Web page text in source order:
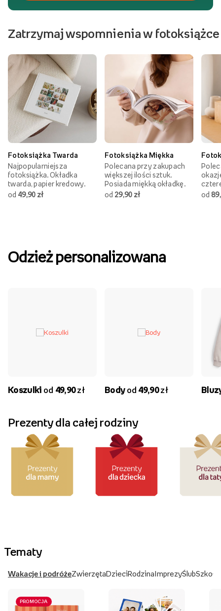
Zatrzymaj wspomnienia w fotoksiążce
Fotoksiążka Twarda
Najpopularniejsza
fotoksiążka. Okładka
twarda, papier kredowy.
od 49,90 zł
Fotoksiążka Miękka
Polecana przy zakupach
większej ilości sztuk.
Posiada miękką okładkę.
od 29,90 zł
od
Odzież personalizowana
Koszulki od 49,90zł Bodyod 49,90zł
Prezenty dla całej rodziny
Tematy
Wakacje i podróżeZwierzętaDzieciRodzinaImprezyŚlubSzkoła
PROMOCJA